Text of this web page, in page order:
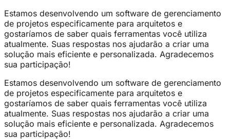
Estamos desenvolvendo um software de gerenciamento
de projetos especificamente para arquitetos e
gostaríamos de saber quais ferramentas você utiliza
atualmente. Suas respostas nos ajudarão a criar uma
solução mais eficiente e personalizada. Agradecemos
sua participação!
Estamos desenvolvendo um software de gerenciamento
de projetos especificamente para arquitetos e
gostaríamos de saber quais ferramentas você utiliza
atualmente. Suas respostas nos ajudarão a criar uma
solução mais eficiente e personalizada. Agradecemos
sua participação!